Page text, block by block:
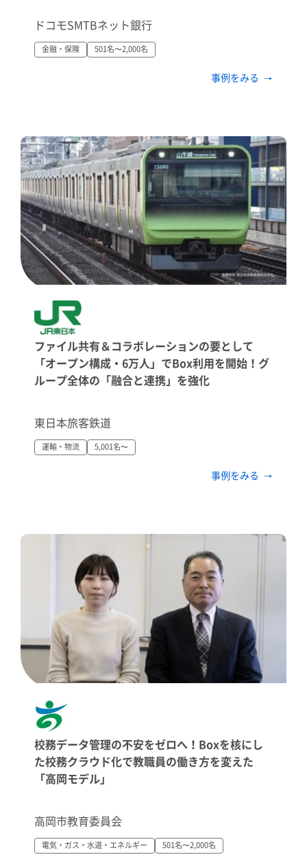
ドコモSMTBネット銀行
金融・保険 501名〜2,000名
事例をみる
ファイル共有＆コラボレーションの要として
「オープン構成・6万人」でBox利用を開始！グ
ループ全体の「融合と連携」を強化
東日本旅客鉄道
運輸・物流 5,001名〜
事例をみる
校務データ管理の不安をゼロへ！Boxを核にし
た校務クラウド化で教職員の働き方を変えた
「高岡モデル」
高岡市教育委員会
電気・ガス・水道・エネルギー 501名〜2,000名